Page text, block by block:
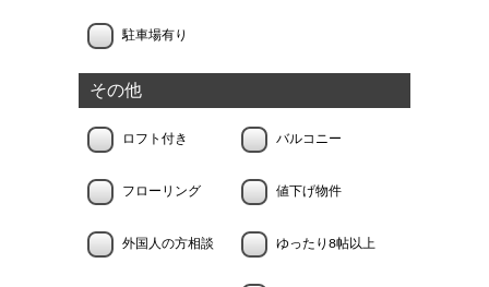
駐車場有り
その他
ロフト付き バルコニー
フローリング 値下げ物件
外国人の方相談 ゆったり8帖以上